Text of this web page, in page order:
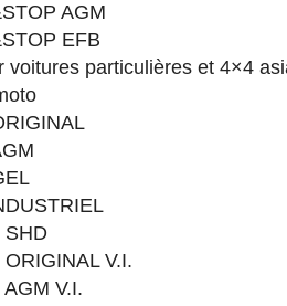
AGM
EFB
voitures particulières et 4×4
SHD
V.I.
V.I.